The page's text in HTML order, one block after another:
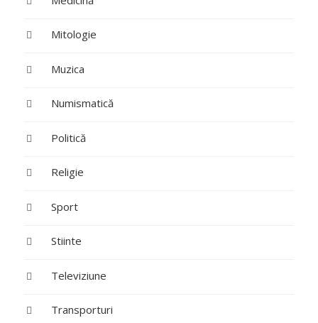
Mitologie
Muzica
Numismatică
Politică
Religie
Sport
Stiinte
Televiziune
Transporturi